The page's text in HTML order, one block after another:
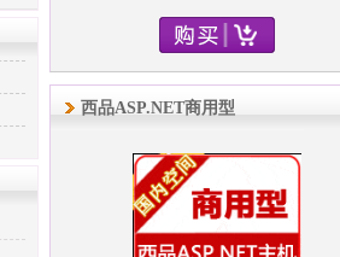
西品ASP.NET商用型